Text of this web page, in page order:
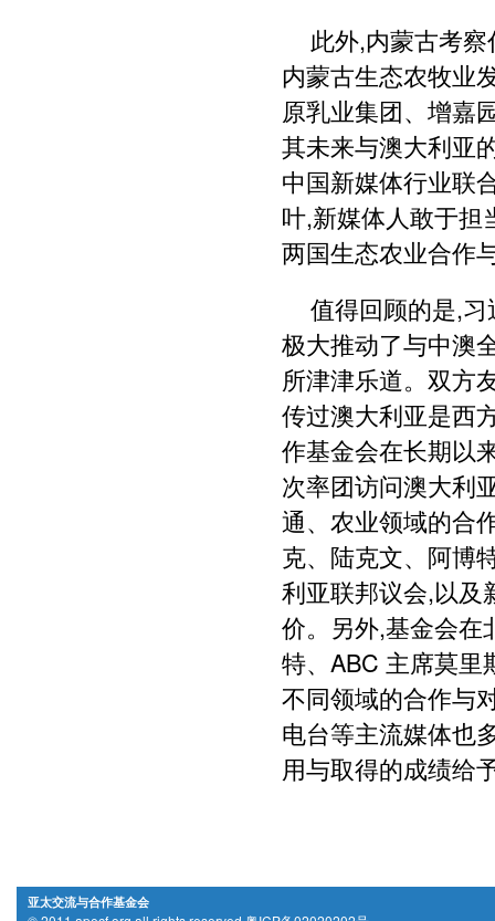
此外,内蒙古考
内蒙古生态农牧业
原乳业集团、增嘉
其未来与澳大利亚
中国新媒体行业联
叶,新媒体人敢于担
两国生态农业合作
值得回顾的是,
极大推动了与中澳
所津津乐道。双方
传过澳大利亚是西
作基金会在长期以
次率团访问澳大利
通、农业领域的合
克、陆克文、阿博
利亚联邦议会,以及
价。另外,基金会在
特、ABC 主席莫里
不同领域的合作与
电台等主流媒体也
用与取得的成绩给
亚太交流与合作基金会